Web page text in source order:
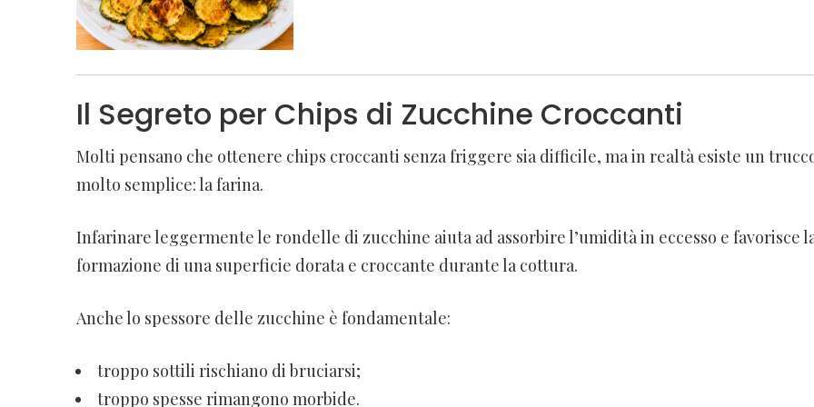
Il Segreto per Chips di Zucchine Croccanti
Molti pensano che ottenere chips croccanti senza friggere sia difficile, ma in realtà esiste un
molto semplice: la farina.
Infarinare leggermente le rondelle di zucchine aiuta ad assorbire l’umidità in eccesso e favorisce
formazione di una superficie dorata e croccante durante la cottura.
Anche lo spessore delle zucchine è fondamentale:
troppo sottili rischiano di bruciarsi;
troppo spesse rimangono morbide.